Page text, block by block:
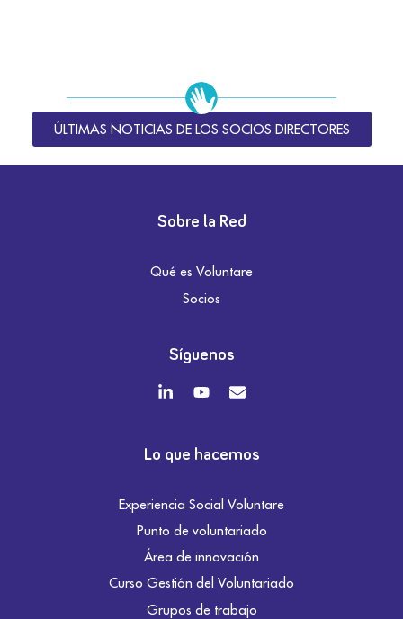
ÚLTIMAS NOTICIAS DE LOS SOCIOS DIRECTORES
Sobre la Red
Qué es Voluntare
Socios
Síguenos
Lo que hacemos
Experiencia Social Voluntare
Punto de voluntariado
Área de innovación
Curso Gestión del Voluntariado
Grupos de trabajo